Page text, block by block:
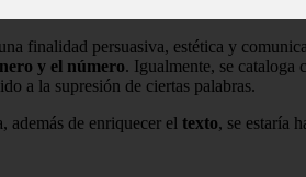
finalidad persuasiva, estética y
y el número. Igualmente, se cataloga
a la supresión de ciertas palabras.
además de enriquecer el texto, se estaría